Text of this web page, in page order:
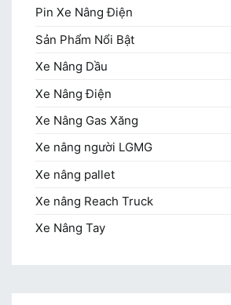
Pin Xe Nâng Điện
Sản Phẩm Nổi Bật
Xe Nâng Dầu
Xe Nâng Điện
Xe Nâng Gas Xăng
Xe nâng người LGMG
Xe nâng pallet
Xe nâng Reach Truck
Xe Nâng Tay